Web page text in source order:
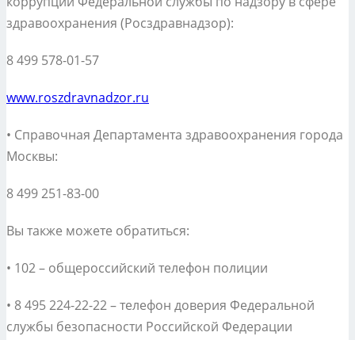
здравоохранения (Росздравнадзор):
8 499 578-01-57
www.roszdravnadzor.ru
• Справочная Департамента здравоохранения города
Москвы:
8 499 251-83-00
Вы также можете обратиться:
• 102 – общероссийский телефон полиции
• 8 495 224-22-22 – телефон доверия Федеральной
службы безопасности Российской Федерации